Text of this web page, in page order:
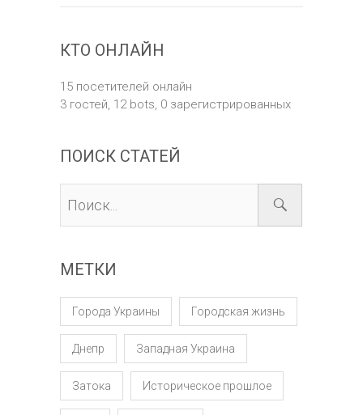
КТО ОНЛАЙН
15 посетителей онлайн
3 гостей, 12 bots, 0 зарегистрированных
ПОИСК СТАТЕЙ
МЕТКИ
Города Украины Городская жизнь
Днепр Западная Украина
Затока Историческое прошлое